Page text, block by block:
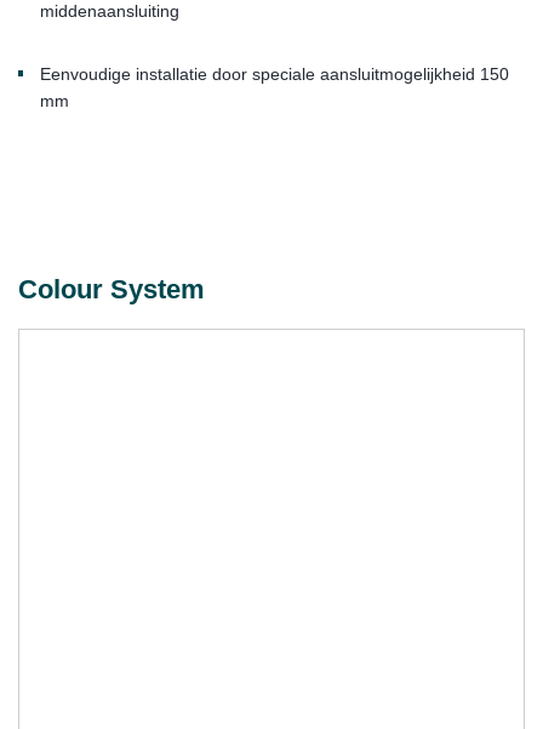
middenaansluiting
Eenvoudige installatie door speciale aansluitmogelijkheid 150
mm
Colour System